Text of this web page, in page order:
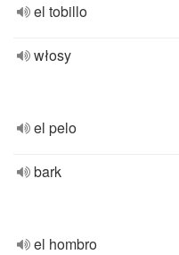
el tobillo
włosy
el pelo
bark
el hombro